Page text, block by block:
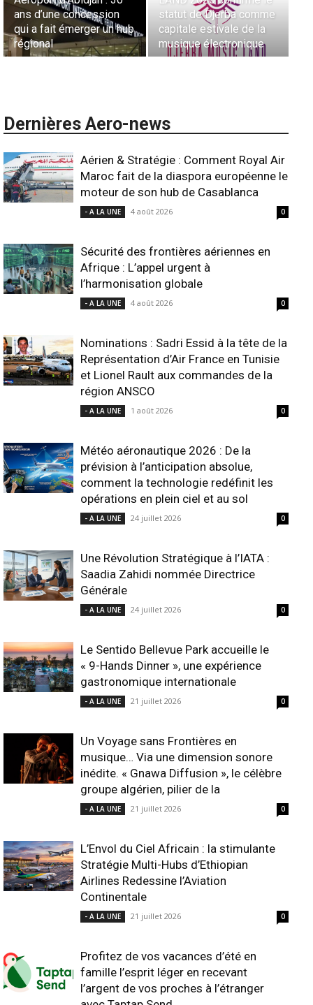
Lionel Rault aux
commandes de la région
ANSCO
comment la technologie
redéfinit les opérations
en plein ciel et au sol
Dernières Aero-news
Aérien & Stratégie : Comment Royal Air
Maroc fait de la diaspora européenne le
moteur de son hub de Casablanca
- A LA UNE 4 août 2026 0
Sécurité des frontières aériennes en
Afrique : L’appel urgent à
l’harmonisation globale
- A LA UNE 4 août 2026 0
Nominations : Sadri Essid à la tête de la
Représentation d’Air France en Tunisie
et Lionel Rault aux commandes de la
région ANSCO
- A LA UNE 1 août 2026 0
Météo aéronautique 2026 : De la
prévision à l’anticipation absolue,
comment la technologie redéfinit les
opérations en plein ciel et au sol
- A LA UNE 24 juillet 2026 0
Une Révolution Stratégique à l’IATA :
Saadia Zahidi nommée Directrice
Générale
- A LA UNE 24 juillet 2026 0
Le Sentido Bellevue Park accueille le
« 9-Hands Dinner », une expérience
gastronomique internationale
- A LA UNE 21 juillet 2026 0
Un Voyage sans Frontières en
musique… Via une dimension sonore
inédite. « Gnawa Diffusion », le célèbre
groupe algérien, pilier de la
- A LA UNE 21 juillet 2026 0
L’Envol du Ciel Africain : la stimulante
Stratégie Multi-Hubs d’Ethiopian
Airlines Redessine l’Aviation
Continentale
- A LA UNE 21 juillet 2026 0
Profitez de vos vacances d’été en
famille l’esprit léger en recevant
l’argent de vos proches à l’étranger